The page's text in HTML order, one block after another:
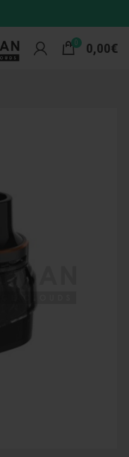
0 0,00€